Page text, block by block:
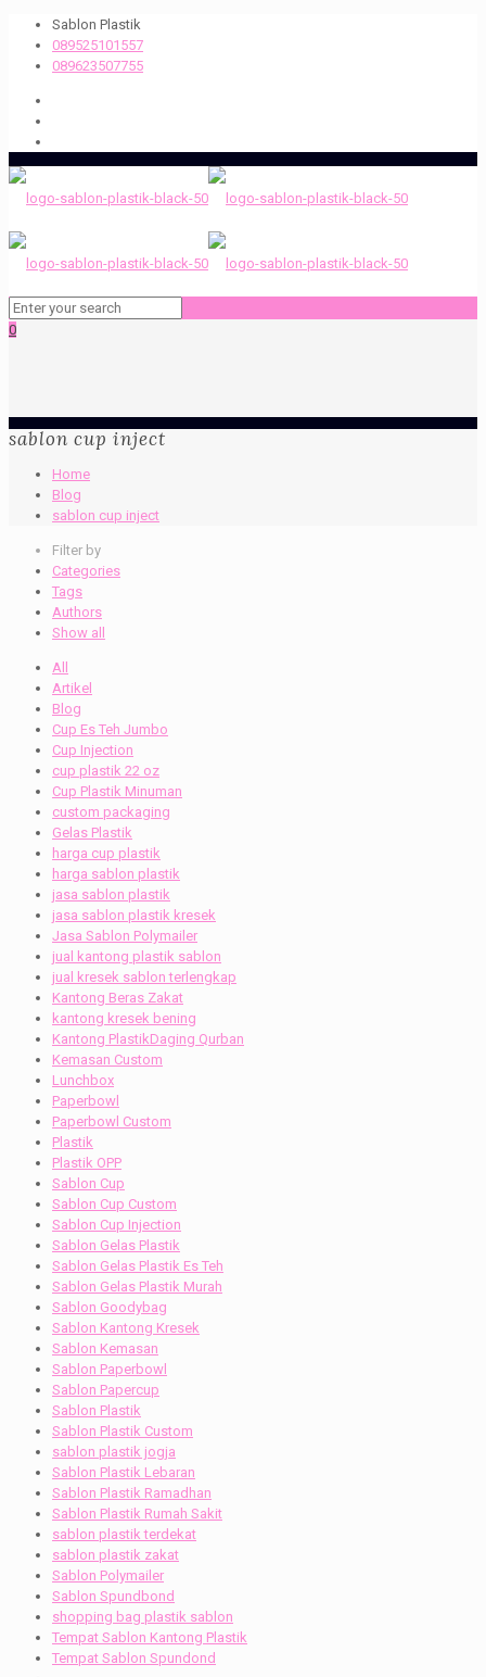
Sablon Plastik
089525101557
089623507755
0
sablon cup inject
Home
Blog
sablon cup inject
Filter by
Categories
Tags
Authors
Show all
All
Artikel
Blog
Cup Es Teh Jumbo
Cup Injection
cup plastik 22 oz
Cup Plastik Minuman
custom packaging
Gelas Plastik
harga cup plastik
harga sablon plastik
jasa sablon plastik
jasa sablon plastik kresek
Jasa Sablon Polymailer
jual kantong plastik sablon
jual kresek sablon terlengkap
Kantong Beras Zakat
kantong kresek bening
Kantong PlastikDaging Qurban
Kemasan Custom
Lunchbox
Paperbowl
Paperbowl Custom
Plastik
Plastik OPP
Sablon Cup
Sablon Cup Custom
Sablon Cup Injection
Sablon Gelas Plastik
Sablon Gelas Plastik Es Teh
Sablon Gelas Plastik Murah
Sablon Goodybag
Sablon Kantong Kresek
Sablon Kemasan
Sablon Paperbowl
Sablon Papercup
Sablon Plastik
Sablon Plastik Custom
sablon plastik jogja
Sablon Plastik Lebaran
Sablon Plastik Ramadhan
Sablon Plastik Rumah Sakit
sablon plastik terdekat
sablon plastik zakat
Sablon Polymailer
Sablon Spundbond
shopping bag plastik sablon
Tempat Sablon Kantong Plastik
Tempat Sablon Spundond